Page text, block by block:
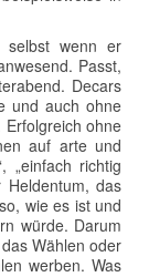
selbst wenn er
Passt,
Decars
und auch ohne
ohne
auf arte und
„einfach richtig
das
wie es ist und
würde. Darum
Wählen oder
werben. Was